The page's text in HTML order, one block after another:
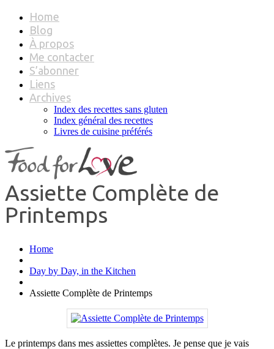
Home
Blog
À propos
Me contacter
S’abonner
Liens
Archives
Index des recettes sans gluten
Index général des recettes
Livres de cuisine préférés
Assiette Complète de
Printemps
Home
Day by Day, in the Kitchen
Assiette Complète de Printemps
Le printemps dans mes assiettes complètes. Je pense que je vais